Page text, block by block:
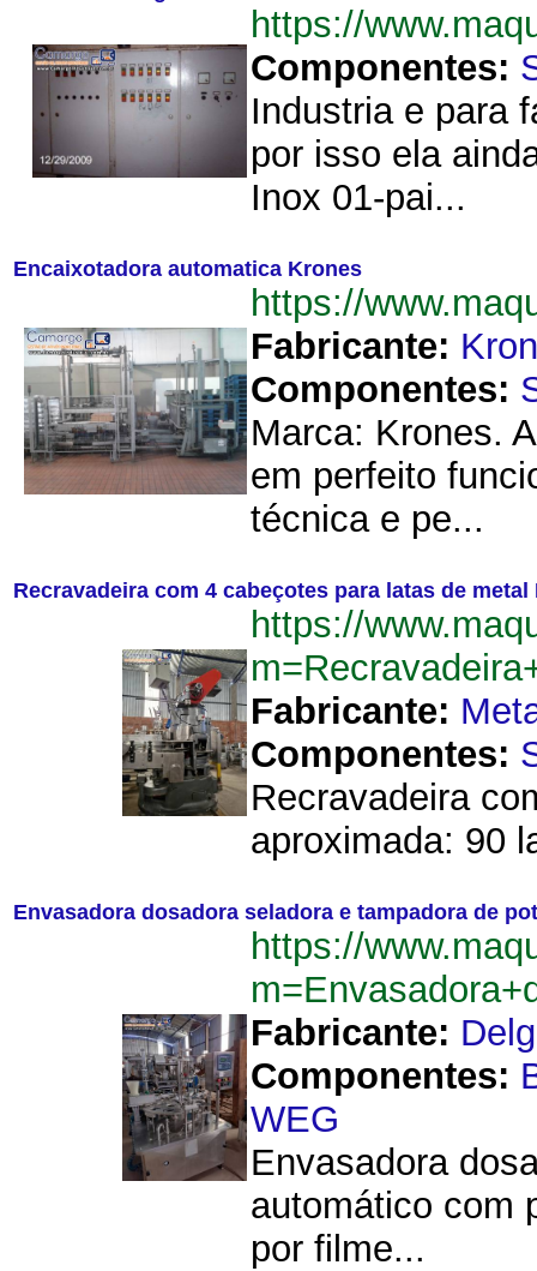
https://
Componentes:
Industria e para
por isso ela
Inox 01-pai...
Encaixotadora automatica Krones
https://
Fabricante:
Componentes:
Marca: Krones.
em perfeito
técnica e pe...
Recravadeira com 4 cabeçotes para latas de metal
https://
Fabricante:
Componentes:
Recravadeira
aproximada: 90
Envasadora dosadora seladora e tampadora de
https://
Fabricante:
Componentes:
WEG
Envasadora
automático com
por filme...